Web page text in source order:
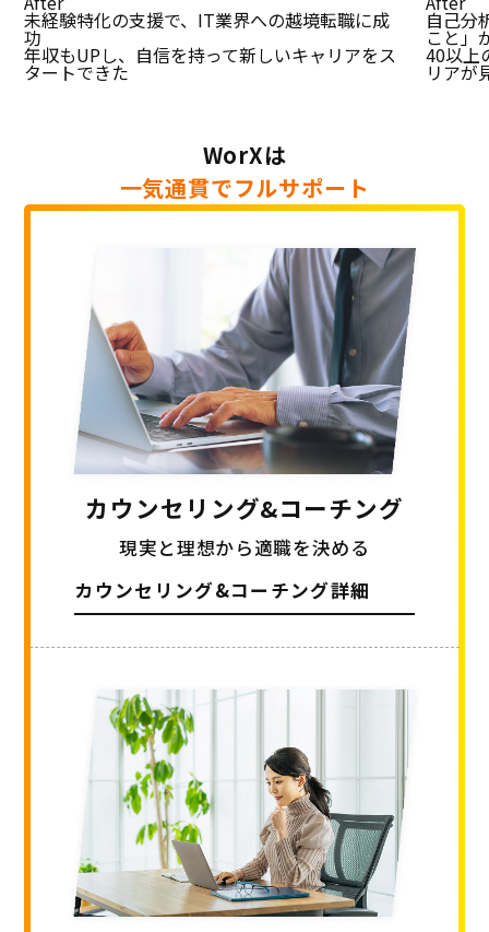
未経験特化の支援で、IT業界への越境転職に成
功
年収もUPし、自信を持って新しいキャリアをス
タートできた
自己分
こと」
40以上
リアが
WorXは
一気通貫でフルサポート
カウンセリング&コーチング
現実と理想から適職を決める
カウンセリング&コーチング詳細